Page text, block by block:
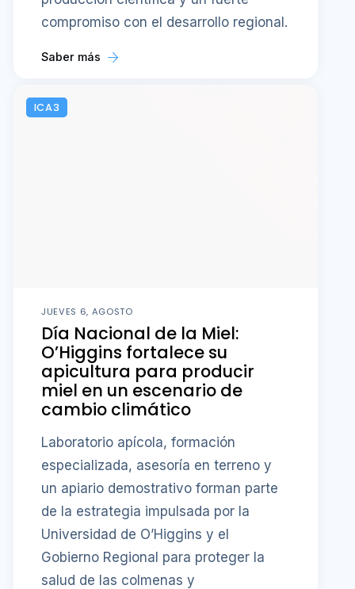
compromiso con el desarrollo regional.
Saber más
ICA3
JUEVES 6, AGOSTO
Día Nacional de la Miel:
O’Higgins fortalece su
apicultura para producir
miel en un escenario de
cambio climático
Laboratorio apícola, formación
especializada, asesoría en terreno y
un apiario demostrativo forman parte
de la estrategia impulsada por la
Universidad de O’Higgins y el
Gobierno Regional para proteger la
salud de las colmenas y